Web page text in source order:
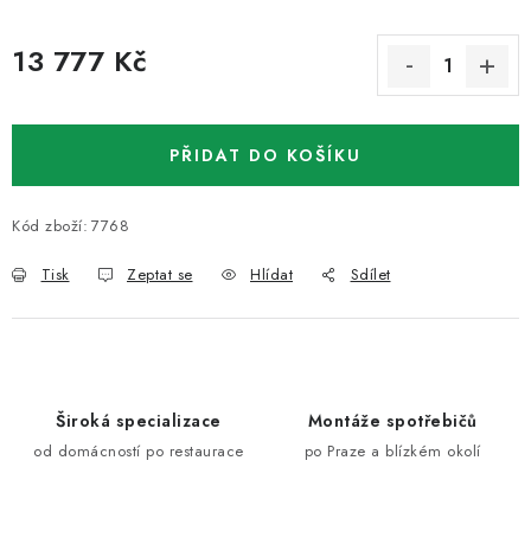
13 777 Kč
PŘIDAT DO KOŠÍKU
Kód zboží: 7768
Tisk Zeptat se Hlídat Sdílet
Široká specializace
od domácností po restaurace
Montáže spotřebičů
po Praze a blízkém okolí